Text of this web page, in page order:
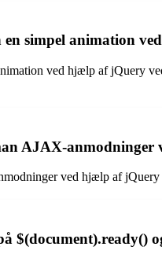
simpel animation
ved hjælp af jQuery
AJAX-anmodninger
ved hjælp af jQuery
$(document).ready()